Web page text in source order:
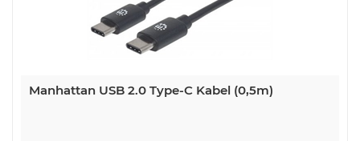
Manhattan USB 2.0 Type-C Kabel (0,5m)